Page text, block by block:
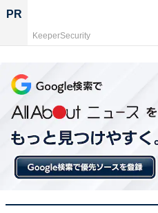
【今日チェックしたい】
選
PR
KeeperSecurity